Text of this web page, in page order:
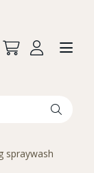
spraywash